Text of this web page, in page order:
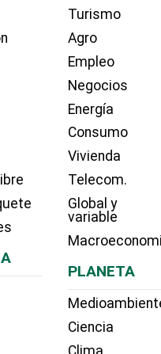
Turismo
Agro
Empleo
Negocios
Energía
Consumo
Vivienda
Telecom.
Global y
variable
PLANETA
Ciencia
Clima